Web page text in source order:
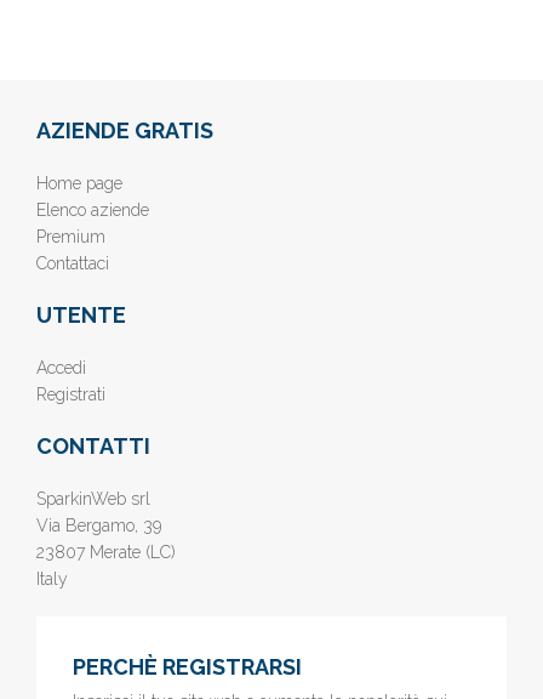
AZIENDE GRATIS
Home page
Elenco aziende
Premium
Contattaci
UTENTE
Accedi
Registrati
CONTATTI
SparkinWeb srl
Via Bergamo, 39
23807 Merate (LC)
Italy
PERCHÈ REGISTRARSI